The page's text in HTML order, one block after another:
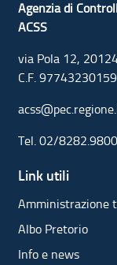
Agenzia di
ACSS
via Pola 12,
C.F. 97743230159
Tel.02/8282.9800
Link utili
Amministrazione
Albo Pretorio
Info e news